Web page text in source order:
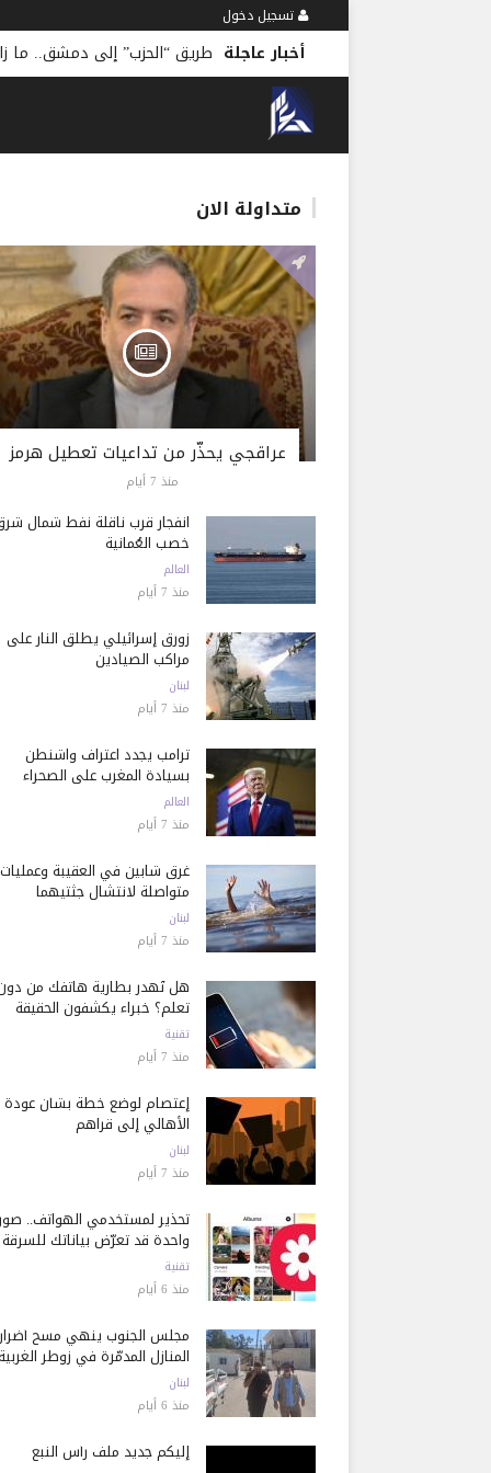
تسجيل دخول
أخبار عاجلة ملف المحتجزين حضر
متداولة الان
عراقجي يحذّر من تداعيات تعطيل هرمز
منذ 7 أيام
انفجار قرب ناقلة نفط شمال
خصب العُمانية
العالم
منذ 7 أيام
زورق إسرائيلي يطلق النار على
مراكب الصيادين
لبنان
منذ 7 أيام
ترامب يجدد اعتراف واشنطن
بسيادة المغرب على الصحراء
العالم
منذ 7 أيام
غرق شابين في العقيبة وعمليات
متواصلة لانتشال جثتيهما
لبنان
منذ 7 أيام
هل تُهدر بطارية هاتفك من
تعلم؟ خبراء يكشفون الحقيقة
تقنية
منذ 7 أيام
إعتصام لوضع خطة بشأن عودة
الأهالي إلى قراهم
لبنان
منذ 7 أيام
تحذير لمستخدمي الهواتف..
واحدة قد تعرّض بياناتك للسرقة
تقنية
منذ 6 أيام
مجلس الجنوب ينهي مسح أضرار
المنازل المدمّرة في زوطر الغربية
لبنان
منذ 6 أيام
إليكم جديد ملف رأس النبع